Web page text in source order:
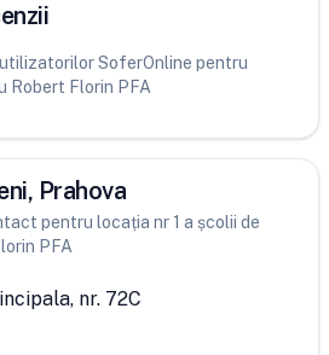
SoferOnline pentru
Robert Florin PFA
Prahova
pentru locația nr 1 a școlii de
PFA
nr. 72C